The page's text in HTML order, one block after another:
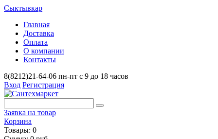
Сыктывкар
Главная
Доставка
Оплата
О компании
Контакты
8(8212)21-64-06 пн-пт с 9 до 18 часов
Вход Регистрация
Заявка на товар
Корзина
Товары: 0